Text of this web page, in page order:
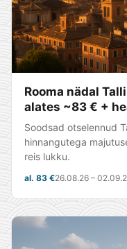
Rooma nädal
alates ~83 € +
Soodsad otselennud
hinnangutega
reis lukku.
al. 83 €26.08.26 –